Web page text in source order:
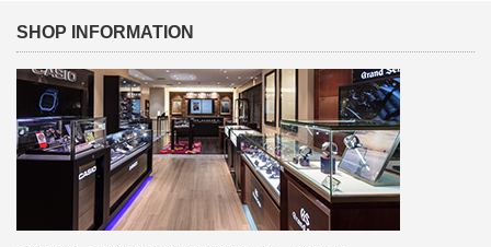
SHOP INFORMATION